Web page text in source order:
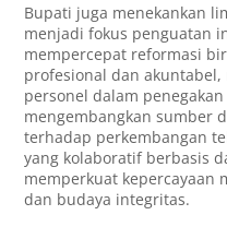
Bupati juga menekankan
menjadi fokus penguatan
mempercepat reformasi
profesional dan
personel dalam
mengembangkan sumber
terhadap perkembangan
yang kolaboratif berbasis
memperkuat kepercayaan
dan budaya integritas.